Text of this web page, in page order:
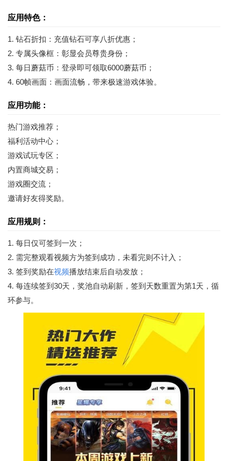
应用特色：
1. 钻石折扣：充值钻石可享八折优惠；
2. 专属头像框：彰显会员尊贵身份；
3. 每日蘑菇币：登录即可领取6000蘑菇币；
4. 60帧画面：画面流畅，带来极速游戏体验。
应用功能：
热门游戏推荐；
福利活动中心；
游戏试玩专区；
内置商城交易；
游戏圈交流；
邀请好友得奖励。
应用规则：
1. 每日仅可签到一次；
2. 需完整观看视频方为签到成功，未看完则不计入；
3. 签到奖励在视频播放结束后自动发放；
4. 每连续签到30天，奖池自动刷新，签到天数重置为第1天，循
环参与。